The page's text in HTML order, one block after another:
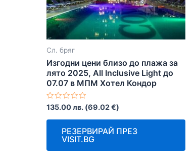
Сл. бряг
Изгодни цени близо до плажа за
лято 2025, All Inclusive Light до
07.07 в МПМ Хотел Кондор
Оценено
с
0
135.00лв. (69.02€)
РЕЗЕРВИРАЙ ПРЕЗ
VISIT.BG